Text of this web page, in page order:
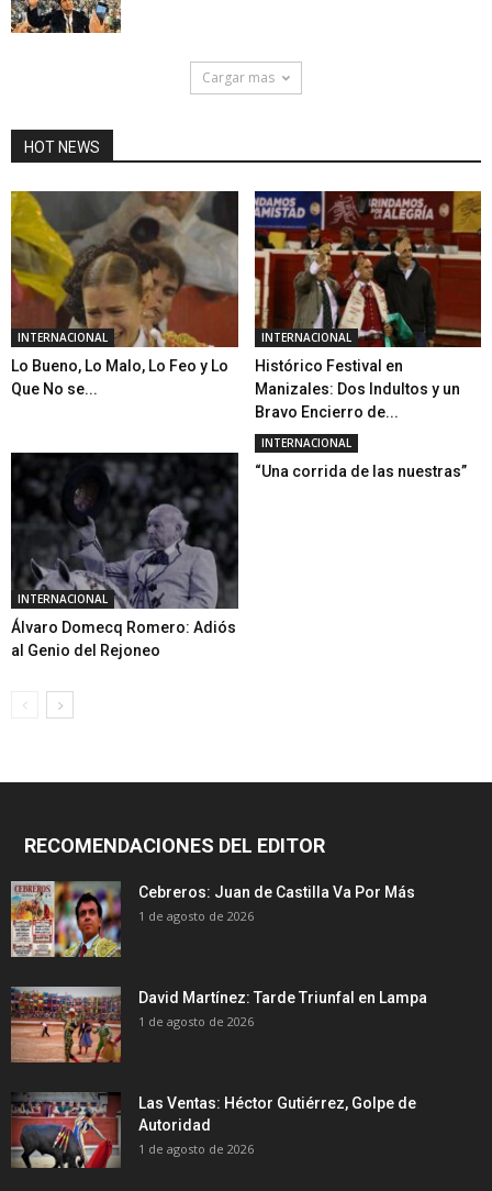
Cargar mas
HOT NEWS
INTERNACIONAL
Lo Bueno, Lo Malo, Lo Feo y Lo
Que No se...
INTERNACIONAL
Histórico Festival en
Manizales: Dos Indultos y un
Bravo Encierro de...
INTERNACIONAL
Álvaro Domecq Romero: Adiós
al Genio del Rejoneo
INTERNACIONAL
“Una corrida de las nuestras”
RECOMENDACIONES DEL EDITOR
Cebreros: Juan de Castilla Va Por Más
1 de agosto de 2026
David Martínez: Tarde Triunfal en Lampa
1 de agosto de 2026
Las Ventas: Héctor Gutiérrez, Golpe de
Autoridad
1 de agosto de 2026